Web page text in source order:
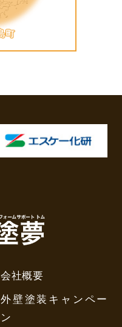
会社概要
外壁塗装キャンペー
ン